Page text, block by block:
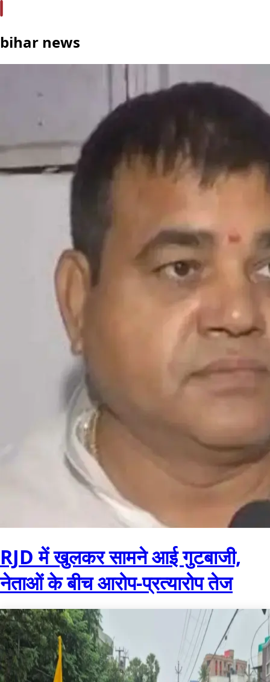
bihar news
RJD में खुलकर सामने आई गुटबाजी,
नेताओं के बीच आरोप-प्रत्यारोप तेज